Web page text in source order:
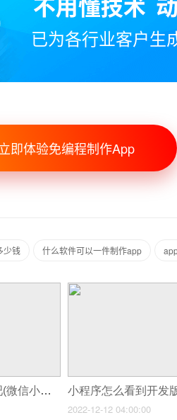
已为各行业客户生
即体验免编程制作App
少钱 什么软件可以一件制作app
小程序怎么开发贴吧(微信小程序怎么添加微店)
2022-12-12 04:00:00